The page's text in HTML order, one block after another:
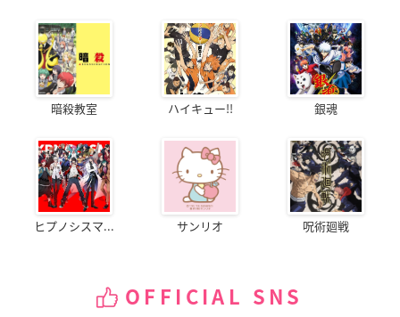
暗殺教室 ハイキュー!! 銀魂
ヒプノシスマ... サンリオ 呪術廻戦
OFFICIAL SNS